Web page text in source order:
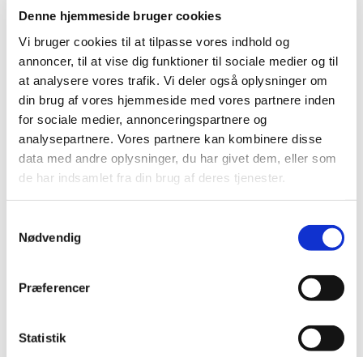
Denne hjemmeside bruger cookies
Vi bruger cookies til at tilpasse vores indhold og
annoncer, til at vise dig funktioner til sociale medier og til
at analysere vores trafik. Vi deler også oplysninger om
din brug af vores hjemmeside med vores partnere inden
for sociale medier, annonceringspartnere og
analysepartnere. Vores partnere kan kombinere disse
data med andre oplysninger, du har givet dem, eller som
de har indsamlet fra din brug af deres tjenester.
Nødvendig
Præferencer
Statistik
2020 (263)
2018 (150)
2017 (167)
2016 (167)
2015 (33)
2014 (44)
2010 (7)
2008 (8)
oktober (2)